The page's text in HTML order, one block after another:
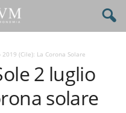
(Cile): La Corona Solare
2 luglio
solare